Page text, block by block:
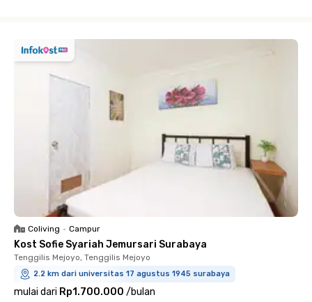
Coliving • Campur
Kost Sofie Syariah Jemursari Surabaya
Tenggilis Mejoyo, Tenggilis Mejoyo
2.2 km dari universitas 17 agustus 1945 surabaya
mulai dari Rp1.700.000 /bulan